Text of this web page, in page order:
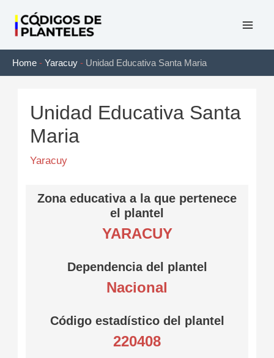
contenido
Home - Yaracuy - Unidad Educativa Santa Maria
Unidad Educativa Santa
Maria
Yaracuy
Zona educativa a la que pertenece
el plantel
YARACUY
Dependencia del plantel
Nacional
Código estadístico del plantel
220408